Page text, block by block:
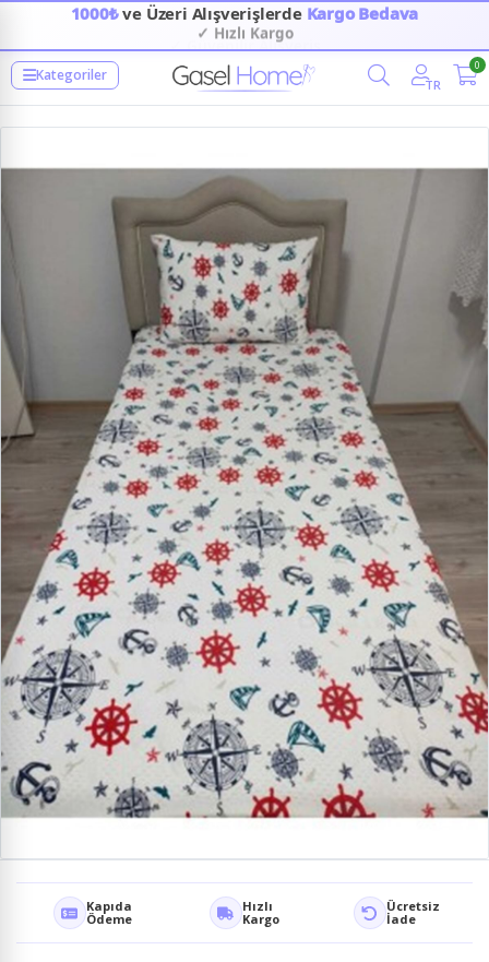
1000₺ve Üzeri Alışverişlerde Kargo Bedava
✓ Hızlı Kargo
✓ Güvenilir Alışveriş
Kategoriler
TR
0
Kapıda
Ödeme
Hızlı
Kargo
Ücretsiz
İade